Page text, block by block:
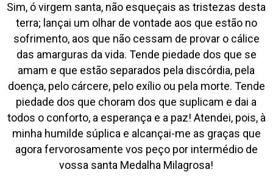
Sim, ó virgem santa, não esqueçais as tristezas desta
terra; lançai um olhar de vontade aos que estão no
sofrimento, aos que não cessam de provar o cálice
das amarguras da vida. Tende piedade dos que se
amam e que estão separados pela discórdia, pela
doença, pelo cárcere, pelo exílio ou pela morte. Tende
piedade dos que choram dos que suplicam e dai a
todos o conforto, a esperança e a paz! Atendei, pois, à
minha humilde súplica e alcançai-me as graças que
agora fervorosamente vos peço por intermédio de
vossa santa Medalha Milagrosa!